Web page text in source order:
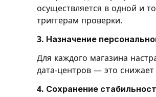
осуществляется в одной и
триггерам проверки.
3. Назначение
Для каждого магазина
дата-центров — это
4. Сохранение